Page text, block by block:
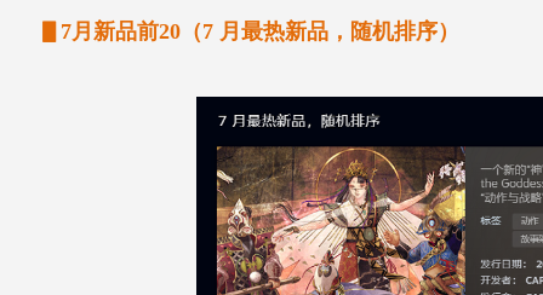
▋7月新品前20（7 月最热新品，随机排序）